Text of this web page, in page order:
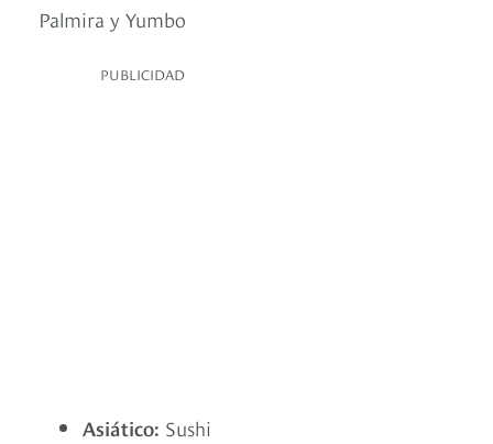
Palmira y Yumbo
PUBLICIDAD
Asiático: Sushi